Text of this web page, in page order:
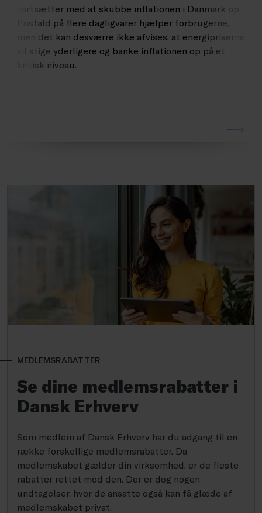
fortsætter med at skubbe inflationen i Danmark op.
Prisfald på flere dagligvarer hjælper forbrugerne,
men det kan desværre ikke afvises, at energipriserne
vil stige yderligere og banke inflationen op på et
kritisk niveau.
MEDLEMSRABATTER
Se dine medlemsrabatter i
Dansk Erhverv
Som medlem af Dansk Erhverv har du adgang til en
række forskellige medlemsrabatter. Da
medlemskabet gælder din virksomhed, er de fleste
rabatter rettet mod den. Der er dog nogen
undtagelser, hvor de ansatte også kan få glæde af
medlemskabet privat.